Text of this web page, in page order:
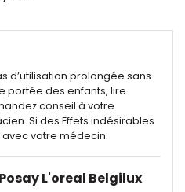
d’utilisation prolongée sans
portée des enfants, lire
conseil à votre
Si des Effets indésirables
votre médecin.
L'oreal Belgilux